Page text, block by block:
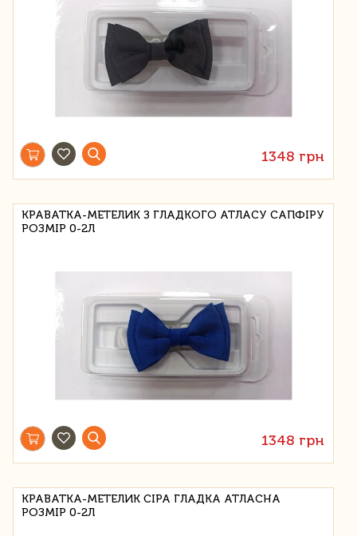
1348 грн
КРАВАТКА-МЕТЕЛИК З ГЛАДКОГО АТЛАСУ САПФІРУ
РОЗМІР 0-2Л
1348 грн
КРАВАТКА-МЕТЕЛИК СІРА ГЛАДКА АТЛАСНА
РОЗМІР 0-2Л